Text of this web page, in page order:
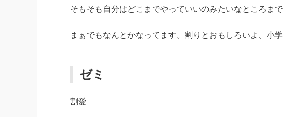
そもそも自分はどこまでやっていいのみたいなところま
まぁでもなんとかなってます。割りとおもしろいよ、小
ゼミ
割愛